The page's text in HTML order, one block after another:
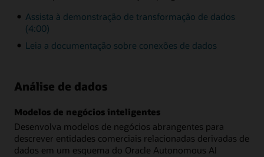
Assista à demonstração de transformação de dados
(4:00)
Leia a documentação sobre conexões de dados
Análise de dados
Modelos de negócios inteligentes
Desenvolva modelos de negócios abrangentes para
descrever entidades comerciais relacionadas derivadas de
dados em um esquema do Oracle Autonomous AI